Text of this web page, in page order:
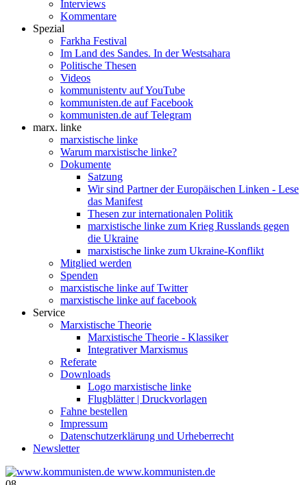
Interviews
Kommentare
Spezial
Farkha Festival
Im Land des Sandes. In der Westsahara
Politische Thesen
Videos
kommunistentv auf YouTube
kommunisten.de auf Facebook
kommunisten.de auf Telegram
marx. linke
marxistische linke
Warum marxistische linke?
Dokumente
Satzung
Wir sind Partner der Europäischen Linken - Lese
das Manifest
Thesen zur internationalen Politik
marxistische linke zum Krieg Russlands gegen
die Ukraine
marxistische linke zum Ukraine-Konflikt
Mitglied werden
Spenden
marxistische linke auf Twitter
marxistische linke auf facebook
Service
Marxistische Theorie
Marxistische Theorie - Klassiker
Integrativer Marxismus
Referate
Downloads
Logo marxistische linke
Flugblätter | Druckvorlagen
Fahne bestellen
Impressum
Datenschutzerklärung und Urheberrecht
Newsletter
www.kommunisten.de